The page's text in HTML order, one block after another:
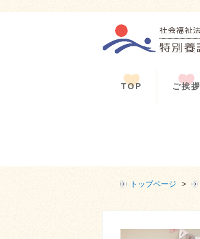
TOP ご挨拶
トップページ >